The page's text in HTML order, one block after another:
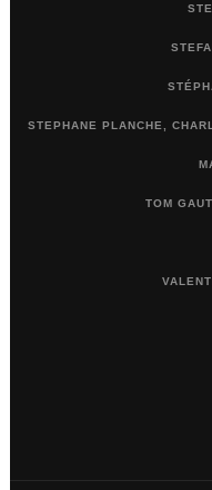
STEPHANE PLANCHE,
TOM